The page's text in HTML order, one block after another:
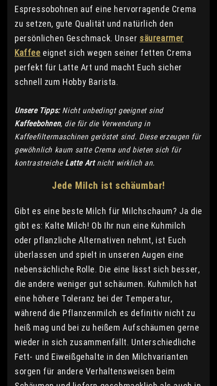
Espressobohnen auf eine hervorragende Crema
zu setzen, gute Qualität und natürlich den
persönlichen Geschmack. Unser säurearmer
Kaffee eignet sich wegen seiner fetten Crema
perfekt für Latte Art und macht Euch sicher
schnell zum Hobby Barista.
Unsere Tipps:Nicht unbedingt geeignet sind
Kaffeebohnen, die für die Verwendung in
Kaffeefiltermaschinen geröstet sind. Diese erzeugen für
gewöhnlich kaum satte Crema und bieten sich für
kontrastreiche Latte Artnicht wirklich an.
Jede Milch ist schäumbar!
Gibt es eine beste Milch für Milchschaum? Ja die
gibt es: Kalte Milch! Ob Ihr nun eine Kuhmilch
oder pflanzliche Alternativen nehmt, ist Euch
überlassen und spielt in unseren Augen eine
nebensächliche Rolle. Die eine lässt sich besser,
die andere weniger gut schäumen. Kuhmilch hat
eine höhere Toleranz bei der Temperatur,
während die Pflanzenmilch es definitiv nicht zu
heiß mag und bei zu heißem Aufschäumen gerne
wieder in sich zusammenfällt. Unterschiedliche
Fett- und Eiweißgehalte in den Milchvarianten
sorgen für andere Verhaltensweisen beim